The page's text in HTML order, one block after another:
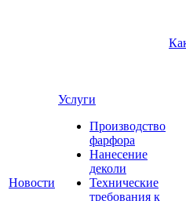
Новости
Услуги
Производство
фарфора
Нанесение
деколи
Технические
требования к